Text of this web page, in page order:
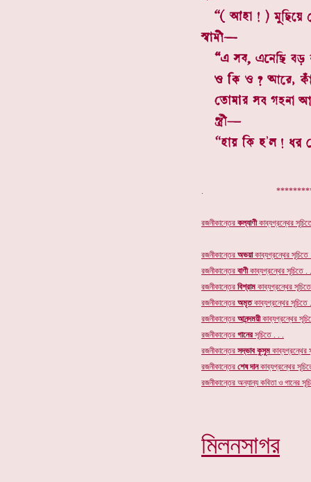
.
রজনীকান্তের কল্যাণীকাব্যগ্রন্থের
রজনীকান্তের অভয়াকাব্যগ্রন্থের
রজনীকান্তের বাণীকাব্যগ্রন্থের সূচিতে .
রজনীকান্তের বিশ্রাম কাব্যগ্রন্থের
রজনীকান্তের অমৃতকাব্যগ্রন্থের সূচিতে
রজনীকান্তের আনন্দময়ীকাব্যগ্রন্থের
রজনীকান্তের গানেরসূচিতে . . .
রজনীকান্তের সদ্ভাব কুসুম কাব্যগ্রন্থের
রজনীকান্তের শেষ দানকাব্যগ্রন্থের
রজনীকান্তের অন্যান্য কবিতা ও গানের
মিলনসাগর